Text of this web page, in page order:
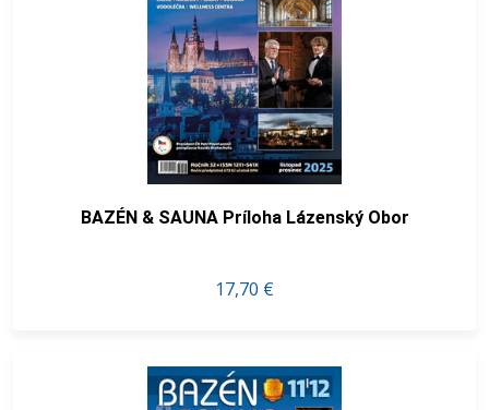
BAZÉN & SAUNA Príloha Lázenský Obor
17,70 €